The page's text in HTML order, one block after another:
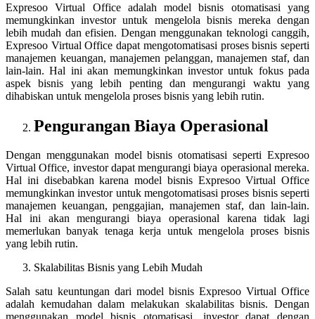
Expresoo Virtual Office adalah model bisnis otomatisasi yang
memungkinkan investor untuk mengelola bisnis mereka dengan
lebih mudah dan efisien. Dengan menggunakan teknologi canggih,
Expresoo Virtual Office dapat mengotomatisasi proses bisnis seperti
manajemen keuangan, manajemen pelanggan, manajemen staf, dan
lain-lain. Hal ini akan memungkinkan investor untuk fokus pada
aspek bisnis yang lebih penting dan mengurangi waktu yang
dihabiskan untuk mengelola proses bisnis yang lebih rutin.
Pengurangan Biaya Operasional
Dengan menggunakan model bisnis otomatisasi seperti Expresoo
Virtual Office, investor dapat mengurangi biaya operasional mereka.
Hal ini disebabkan karena model bisnis Expresoo Virtual Office
memungkinkan investor untuk mengotomatisasi proses bisnis seperti
manajemen keuangan, penggajian, manajemen staf, dan lain-lain.
Hal ini akan mengurangi biaya operasional karena tidak lagi
memerlukan banyak tenaga kerja untuk mengelola proses bisnis
yang lebih rutin.
Skalabilitas Bisnis yang Lebih Mudah
Salah satu keuntungan dari model bisnis Expresoo Virtual Office
adalah kemudahan dalam melakukan skalabilitas bisnis. Dengan